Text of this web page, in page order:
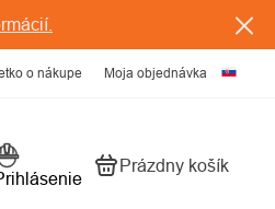
o nákupe Moja objednávka
Nákupný košík
Prázdny košík